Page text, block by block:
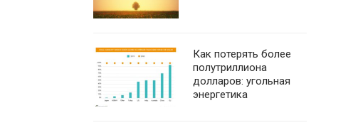
Как потерять более
полутриллиона
долларов: угольная
энергетика